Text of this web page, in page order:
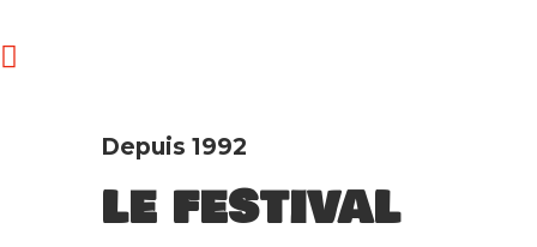
Depuis 1992
LE FESTIVAL